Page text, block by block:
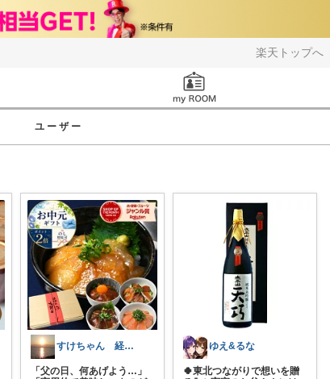
楽天トップへ
ユーザー
すけちゃん 経由購入感謝です！
「父の日、何あげよう…」
ゆえ&るな
🍀東北つながりで想いを贈